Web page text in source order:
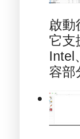
啟動
它支
Intel
容部